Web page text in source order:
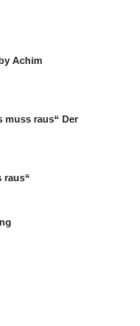
Achim
muss raus“ Der
raus“